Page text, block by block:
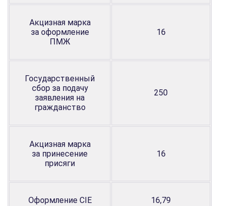
Акцизная марка
за оформление
ПМЖ
16
Государственный
сбор за подачу
заявления на
гражданство
250
Акцизная марка
за принесение
присяги
16
Оформление CIE 16,79